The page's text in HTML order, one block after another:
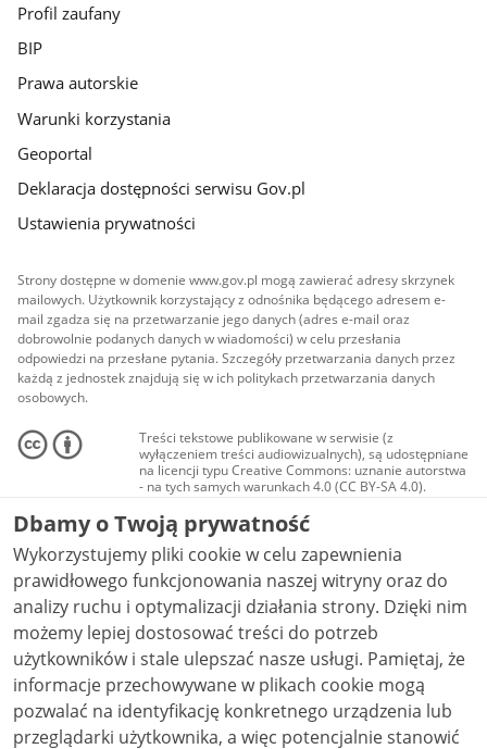
Profil zaufany
BIP
Prawa autorskie
Warunki korzystania
Geoportal
Deklaracja dostępności serwisu Gov.pl
Ustawienia prywatności
Strony dostępne w domenie www.gov.pl mogą zawierać adresy skrzynek
mailowych. Użytkownik korzystający z odnośnika będącego adresem e-
mail zgadza się na przetwarzanie jego danych (adres e-mail oraz
dobrowolnie podanych danych w wiadomości) w celu przesłania
odpowiedzi na przesłane pytania. Szczegóły przetwarzania danych przez
każdą z jednostek znajdują się w ich politykach przetwarzania danych
osobowych.
Treści tekstowe publikowane w serwisie (z
wyłączeniem treści audiowizualnych), są udostępniane
na licencji typu Creative Commons: uznanie autorstwa
- na tych samych warunkach 4.0 (CC BY-SA 4.0).
Materiały audiowizualne, w tym zdjęcia, materiały
audio i wideo, są udostępniane na licencji typu
Creative Commons: uznanie autorstwa użycie
niekomercyjne - bez utworów zależnych 4.0 (CC BY-
NC-ND 4.0), o ile nie jest to stwierdzone inaczej.
Dbamy o Twoją prywatność
Wykorzystujemy pliki cookie w celu zapewnienia
prawidłowego funkcjonowania naszej witryny oraz do
analizy ruchu i optymalizacji działania strony. Dzięki nim
możemy lepiej dostosować treści do potrzeb
użytkowników i stale ulepszać nasze usługi. Pamiętaj, że
informacje przechowywane w plikach cookie mogą
pozwalać na identyfikację konkretnego urządzenia lub
przeglądarki użytkownika, a więc potencjalnie stanowić